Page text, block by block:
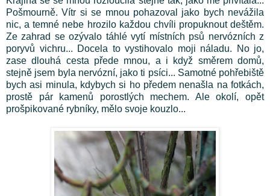
Pošmourně. Vítr si se mnou pohazoval jako bych nevážila
nic, a temné nebe hrozilo každou chvíli propuknout deštěm.
Ze zahrad se ozývalo táhlé vytí místních psů nervózních z
poryvů vichru... Docela to vystihovalo moji náladu. No jo,
zase dlouhá cesta přede mnou, a i když směrem domů,
stejně jsem byla nervózní, jako ti psíci... Samotné pohřebiště
bych asi minula, kdybych si ho předem nenašla na fotkách,
prostě pár kamenů porostlých mechem. Ale okolí, opět
prošpikované rybníky, mělo svoje kouzlo...